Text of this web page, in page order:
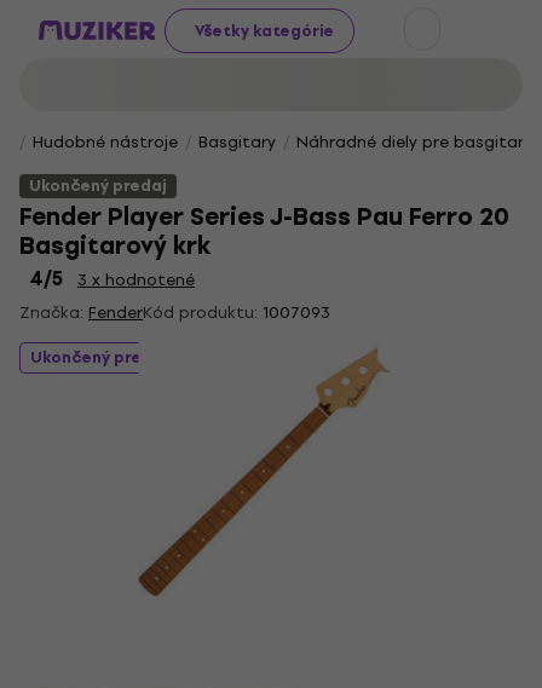
Všetky kategórie
Hudobné nástroje Basgitary
Náhradné diely pre basgitary
Ukončený predaj
Fender Player Series J-Bass Pau Ferro 20
Basgitarový krk
4/5
3 x hodnotené
Značka: FenderKód produktu: 1007093
Ukončený predaj